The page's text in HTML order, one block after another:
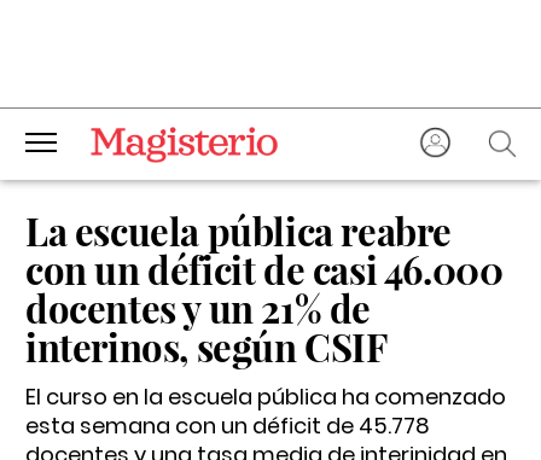
La escuela pública reabre
con un déficit de casi 46.000
docentes y un 21% de
interinos, según CSIF
El curso en la escuela pública ha comenzado
esta semana con un déficit de 45.778